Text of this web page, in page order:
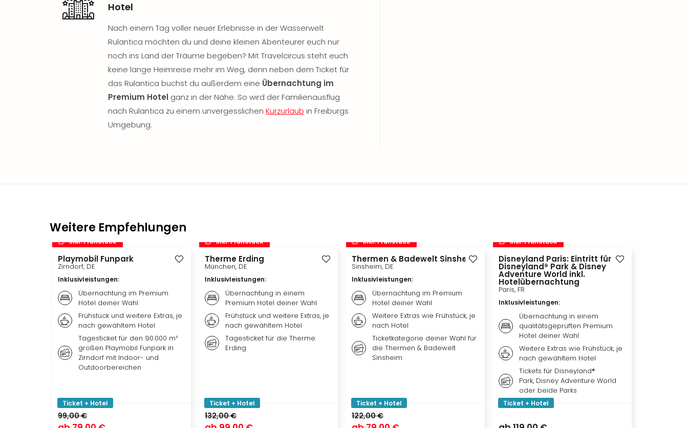
Hotel
Nach einem Tag voller neuer Erlebnisse in der Wasserwelt
Rulantica möchten du und deine kleinen Abenteurer euch nur
noch ins Land der Träume begeben? Mit Travelcircus steht euch
keine lange Heimreise mehr im Weg, denn neben dem Ticket für
das Rulantica buchst du außerdem eine Übernachtung im
Premium Hotel ganz in der Nähe. So wird der Familienausflug
nach Rulantica zu einem unvergesslichen Kurzurlaub in Freiburgs
Umgebung.
Weitere Empfehlungen
inkl. Frühstück
Playmobil Funpark
Zirndorf, DE
Inklusivleistungen:
Übernachtung im Premium
Hotel deiner Wahl
Frühstück und weitere Extras, je
nach gewähltem Hotel
Tagesticket für den 90.000 m²
großen Playmobil Funpark in
Zirndorf mit Indoor- und
Outdoorbereichen
Ticket + Hotel
99,00 €
inkl. Frühstück
Therme Erding
München, DE
Inklusivleistungen:
Übernachtung in einem
Premium Hotel deiner Wahl
Frühstück und weitere Extras, je
nach gewähltem Hotel
Tagesticket für die Therme
Erding
Ticket + Hotel
132,00 €
inkl. Frühstück
Thermen & Badewelt Sinsheim
Sinsheim, DE
Inklusivleistungen:
Übernachtung im Premium
Hotel deiner Wahl
Weitere Extras wie Frühstück, je
nach Hotel
Ticketkategorie deiner Wahl für
die Thermen & Badewelt
Sinsheim
Ticket + Hotel
122,00 €
inkl. Frühstück
Disneyland Paris: Eintritt für
Disneyland® Park & Disney
Adventure World inkl.
Hotelübernachtung
Paris, FR
Inklusivleistungen:
Übernachtung in einem
qualitätsgeprüften Premium
Hotel deiner Wahl
Weitere Extras wie Frühstück, je
nach gewähltem Hotel
Tickets für Disneyland®
Park, Disney Adventure World
oder beide Parks
Ticket + Hotel